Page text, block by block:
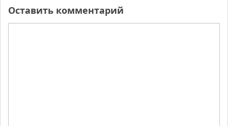
Оставить комментарий